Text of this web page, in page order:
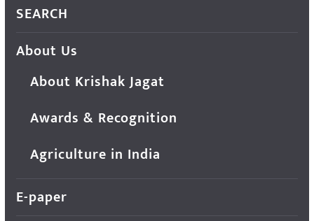
SEARCH
About Us
About Krishak Jagat
Awards & Recognition
Agriculture in India
E-paper